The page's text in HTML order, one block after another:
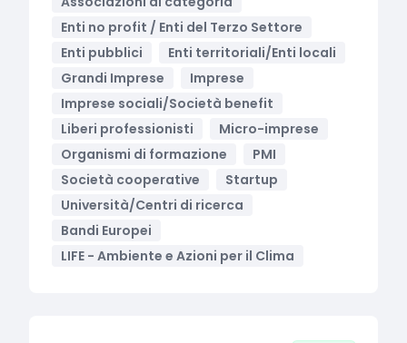
Enti no profit / Enti del Terzo Settore
Enti pubblici
Enti territoriali/Enti locali
Grandi Imprese
Imprese
Imprese sociali/Società benefit
Liberi professionisti
Micro-imprese
Organismi di formazione
PMI
Società cooperative
Startup
Università/Centri di ricerca
Bandi Europei
LIFE - Ambiente e Azioni per il Clima